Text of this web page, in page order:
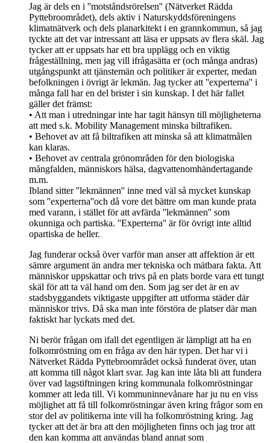
Jag är dels en i ''motståndsrörelsen'' (Nätverket Rädda
Pyttebroområdet), dels aktiv i Naturskyddsföreningens
klimatnätverk och dels planarkitekt i en grannkommun, så jag
tyckte att det var intressant att läsa er uppsats av flera skäl. Jag
tycker att er uppsats har ett bra upplägg och en viktig
frågeställning, men jag vill ifrågasätta er (och många andras)
utgångspunkt att tjänstemän och politiker är experter, medan
befolkningen i övrigt är lekmän. Jag tycker att ''experterna'' i
många fall har en del brister i sin kunskap. I det här fallet
gäller det främst:
• Att man i utredningar inte har tagit hänsyn till möjligheterna
att med s.k. Mobility Management minska biltrafiken.
• Behovet av att få biltrafiken att minska så att klimatmålen
kan klaras.
• Behovet av centrala grönområden för den biologiska
mångfalden, människors hälsa, dagvattenomhändertagande
m.m.
Ibland sitter ''lekmännen'' inne med väl så mycket kunskap
som ''experterna''och då vore det bättre om man kunde prata
med varann, i stället för att avfärda ''lekmännen'' som
okunniga och partiska. ''Experterna'' är för övrigt inte alltid
opartiska de heller.
Jag funderar också över varför man anser att affektion är ett
sämre argument än andra mer tekniska och mätbara fakta. Att
människor uppskattar och trivs på en plats borde vara ett tungt
skäl för att ta väl hand om den. Som jag ser det är en av
stadsbyggandets viktigaste uppgifter att utforma städer där
människor trivs. Då ska man inte förstöra de platser där man
faktiskt har lyckats med det.
Ni berör frågan om ifall det egentligen är lämpligt att ha en
folkomröstning om en fråga av den här typen. Det har vi i
Nätverket Rädda Pyttebroområdet också funderat över, utan
att komma till något klart svar. Jag kan inte låta bli att fundera
över vad lagstiftningen kring kommunala folkomröstningar
kommer att leda till. Vi kommuninnevånare har ju nu en viss
möjlighet att få till folkomröstningar även kring frågor som en
stor del av politikerna inte vill ha folkomröstning kring. Jag
tycker att det är bra att den möjligheten finns och jag tror att
den kan komma att användas bland annat som